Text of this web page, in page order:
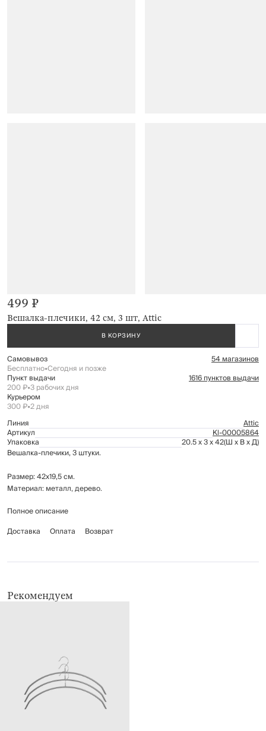
Вешалка-плечики, 42 см, 3 шт, Attic
499 ₽
В КОРЗИНУ
Самовывоз 54 магазинов
Бесплатно•Сегодня и позже
Пункт выдачи 1616 пунктов выдачи
200 ₽•3 рабочих дня
Курьером
300 ₽•2 дня
Линия
Attic
Артикул Kl-00005864
Упаковка 20.5 x 3 x 42(Ш x В x Д)
Вешалка-плечики, 3 штуки.
Размер: 42х19,5 см.
Материал: металл, дерево.
Рекомендации по уходу: протирать мягкой влажной тканью.
Полное описание
Доставка
Оплата Возврат
Рекомендуем